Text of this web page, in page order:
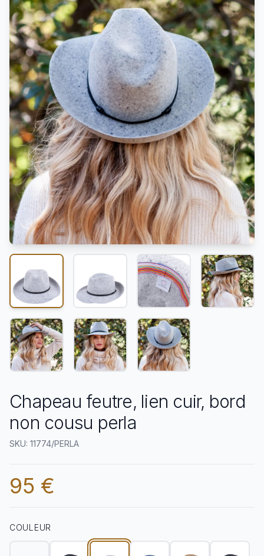
Chapeau feutre, lien cuir, bord
non cousu perla
SKU: 11774/PERLA
95 €
COULEUR